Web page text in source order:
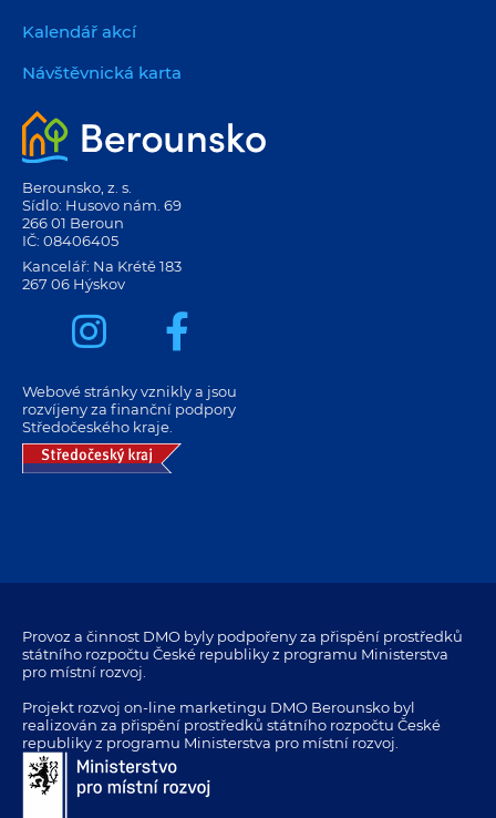
Kalendář akcí
Návštěvnická karta
Berounsko, z. s.
Sídlo: Husovo nám. 69
266 01 Beroun
IČ: 08406405
Kancelář: Na Krétě 183
267 06 Hýskov
Webové stránky vznikly a jsou
rozvíjeny za finanční podpory
Středočeského kraje.
Provoz a činnost DMO byly podpořeny za přispění prostředků
státního rozpočtu České republiky z programu Ministerstva
pro místní rozvoj.
Projekt rozvoj on-line marketingu DMO Berounsko byl
realizován za přispění prostředků státního rozpočtu České
republiky z programu Ministerstva pro místní rozvoj.